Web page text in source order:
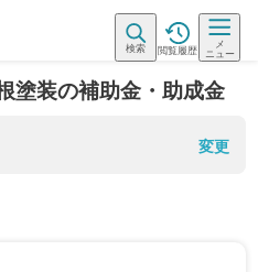
検索 閲覧履歴
メ
ニュー
塗装の補助金・助成金
変更